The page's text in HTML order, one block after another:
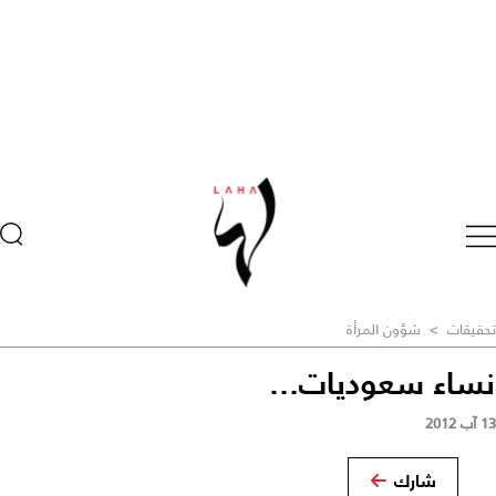
تحقيقات > شؤون المرأة
نساء سعوديات...
13 آب 2012
شارك